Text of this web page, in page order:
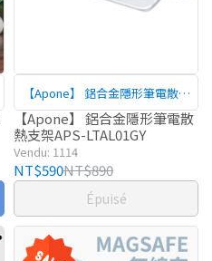
【Apone】 鋁合金隱形筆電散熱
支架APS-LTAL01GY
【Apone】 鋁合金隱形筆電散
熱支架APS-LTAL01GY
Vendu: 1114
NT$590NT$890
Épuisé